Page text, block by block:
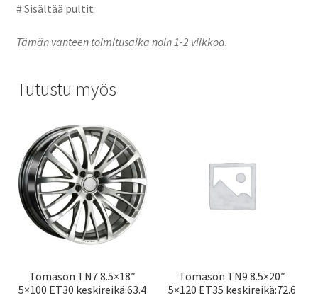
# Sisältää pultit
Tämän vanteen toimitusaika noin 1-2 viikkoa.
Tutustu myös
Tomason TN7 8.5×18″
5×100 ET30 keskireikä:63.4
Tomason TN9 8.5×20″
5×120 ET35 keskireikä:72.6